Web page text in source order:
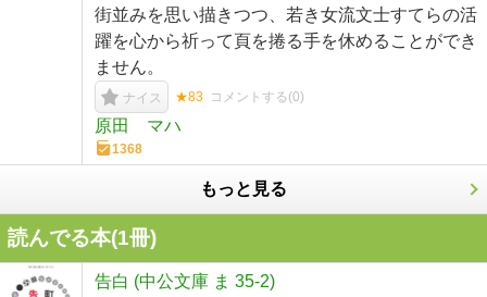
街並みを思い描きつつ、若き女流文士すてらの活
躍を心から祈って頁を捲る手を休めることができ
ません。
ナイス ★83 コメントする(0)
原田 マハ
1368
もっと見る
読んでる本(1冊)
告白 (中公文庫 ま 35-2)